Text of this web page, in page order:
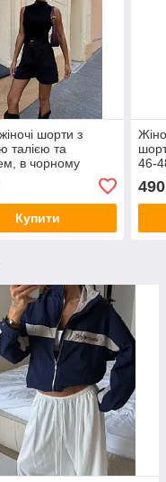
шорти з
талією та
в чорному
Купити
46-
490